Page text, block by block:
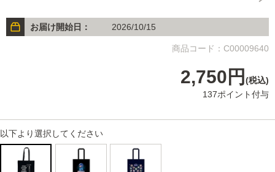
お届け開始日： 2026/10/15
商品コード：C00009640
2,750円 (税込)
137ポイント付与
以下より選択してください